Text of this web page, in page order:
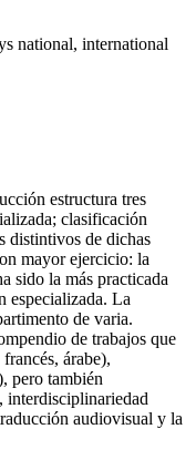
national, international
estructura tres
clasificación
distintivos de dichas
mayor ejercicio: la
sido la más practicada
especializada. La
de varia.
de trabajos que
árabe),
pero también
interdisciplinariedad
audiovisual y la